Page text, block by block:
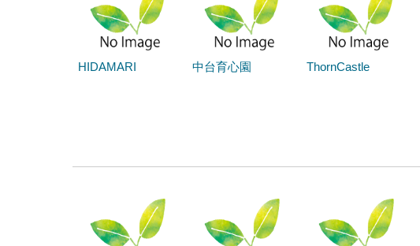
HIDAMARI 中台育心園 ThornCastle